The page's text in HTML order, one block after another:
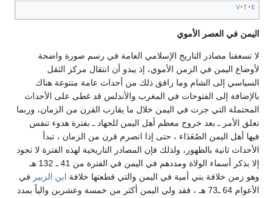
v t e
اليمن في العصر الأموي
لا تسعفنا مصادر التاريخ الإسلامي العامة في رسم صورة واضحة
لأوضاع اليمن في الزمن الأموي، إذ يبدو أن انتقال مركز الثقل
السياسي إلى الشام وما رافق ذلك من أحداث عامة متنوعة هناك
بالإضافة إلى الفتوحات في المغرب والأندلس قد غطى على الأحداث
المحتملة التي جرت في اليمن خلال ما يقارب القرن من الزمان، وربما
تعلق الأمر ـ بعد خروج معظم أهل اليمن للجهاد ـ بفترة هدوء تنفس
فيها أهل اليمن الصُعَدَاء ، حتى إذا انصرم قرن من الزمان ، تبدأ
الأحداث ثانية بالظهور، ولذلك فإن المصادر التاريخية لهذه الفترة لا تجود
إلا بذكر أسماء الولاة ومددهم في اليمن في الفترة من 41 ـ 132 هـ
وهو زمن خلافة بني أمية في اليمن والتي قطعتها خلافة ابن الزبير في
الأعوام 64 ـ73 هـ ، فقد ولي اليمن أكثر من خمسة وعشرين والياً بمدد